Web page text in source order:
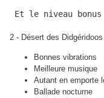
Et le niveau
2 - Désert des Didgéridoos
Bonnes vibrations
Meilleure musique
Autant en emporte
Ballade nocturne